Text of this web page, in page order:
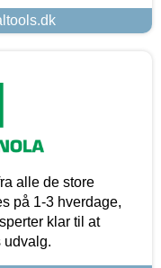
alle de store
på 1-3 hverdage,
klar til at
udvalg.